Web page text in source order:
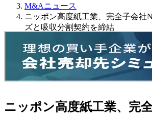
M&Aニュース
ニッポン高度紙工業、完全子会社
ズと吸収分割契約を締結
ニッポン高度紙工業、完